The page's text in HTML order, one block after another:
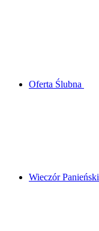
Oferta Ślubna
Wieczór Panieński